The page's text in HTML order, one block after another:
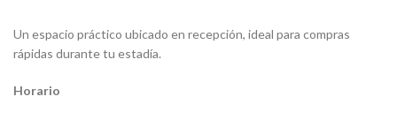
Un espacio práctico ubicado en recepción, ideal para compras
rápidas durante tu estadía.
Horario